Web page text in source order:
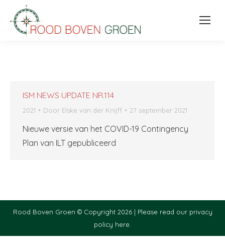
ISM NEWS UPDATE NR.114
2021 Door Elske van der Knijff 27 september 2021
Nieuwe versie van het COVID-19 Contingency
Plan van ILT gepubliceerd
Rood Boven Groen © Copyright 2026 | Please read our privacy
policy here.